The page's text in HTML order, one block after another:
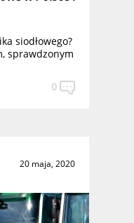
siodłowego?
sprawdzonym
0
20 maja, 2020